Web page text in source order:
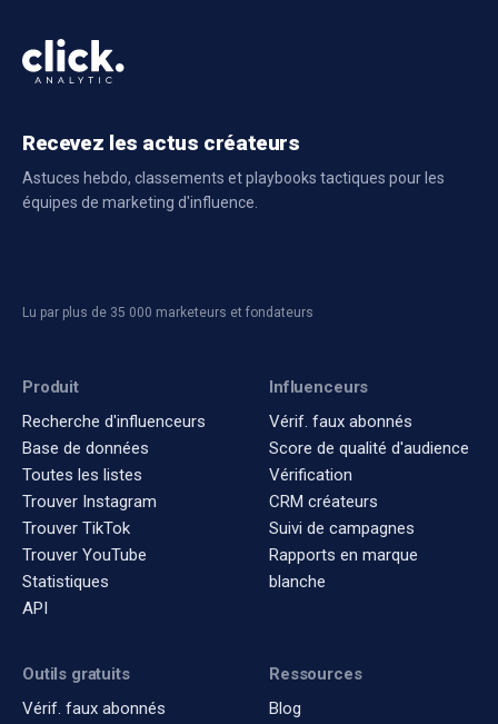
Recevez les actus créateurs
Astuces hebdo, classements et playbooks tactiques pour les
équipes de marketing d'influence.
Lu par plus de 35 000 marketeurs et fondateurs
Produit
Recherche d'influenceurs
Base de données
Toutes les listes
Trouver Instagram
Trouver TikTok
Trouver YouTube
Statistiques
API
Influenceurs
Vérif. faux abonnés
Score de qualité d'audience
Vérification
CRM créateurs
Suivi de campagnes
Rapports en marque
blanche
Outils gratuits
Vérif. faux abonnés
Ressources
Blog